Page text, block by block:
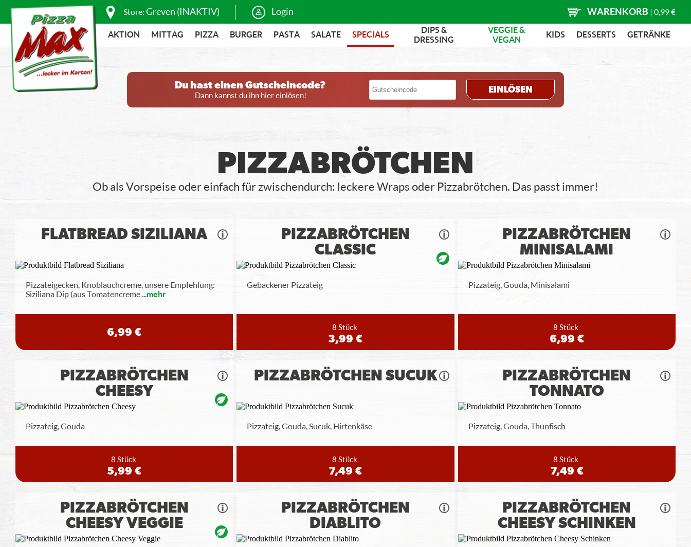
Store: Greven (INAKTIV) Login WARENKORB | 0,99 €
AKTION MITTAG PIZZA BURGER PASTA SALATE SPECIALS
DIPS &
DRESSING
VEGGIE &
VEGAN
KIDS DESSERTS GETRÄNKE
Du hast einen Gutscheincode?
Dann kannst du ihn hier einlösen!
EINLÖSEN
PIZZABRÖTCHEN
Ob als Vorspeise oder einfach für zwischendurch: leckere Wraps oder Pizzabrötchen. Das passt immer!
FLATBREAD SIZILIANA
Pizzateigecken, Knoblauchcreme, unsere Empfehlung:
Siziliana Dip (aus Tomatencreme...mehr
6,99 €
PIZZABRÖTCHEN
CLASSIC
Gebackener Pizzateig
8 Stück
3,99 €
PIZZABRÖTCHEN
MINISALAMI
Pizzateig, Gouda, Minisalami
8 Stück
6,99 €
PIZZABRÖTCHEN
CHEESY
Pizzateig, Gouda
8 Stück
5,99 €
PIZZABRÖTCHEN SUCUK
Pizzateig, Gouda, Sucuk, Hirtenkäse
8 Stück
7,49 €
PIZZABRÖTCHEN
TONNATO
Pizzateig, Gouda, Thunfisch
8 Stück
7,49 €
PIZZABRÖTCHEN
CHEESY VEGGIE
PIZZABRÖTCHEN
DIABLITO
PIZZABRÖTCHEN
CHEESY SCHINKEN